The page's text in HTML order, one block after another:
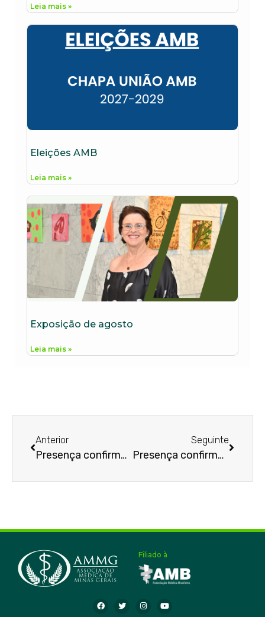
Leia mais »
Eleições AMB
Leia mais »
Exposição de agosto
Leia mais »
Anterior
Presença confirmada
Seguinte
Presença confirmada
Filiado à